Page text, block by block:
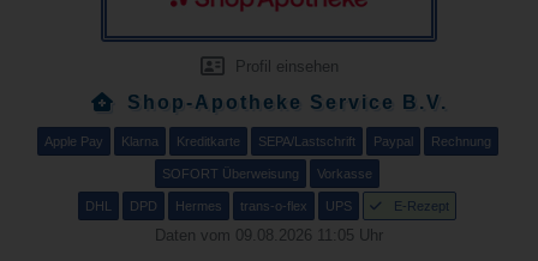
Profil einsehen
Shop-Apotheke Service B.V.
Apple Pay Klarna Kreditkarte SEPA/Lastschrift Paypal Rechnung
SOFORT Überweisung Vorkasse
DHL DPD Hermes trans-o-flex UPS E-Rezept
Daten vom 09.08.2026 11:05 Uhr